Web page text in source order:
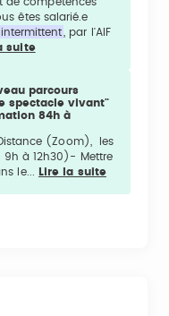
êtes salarié.e
intermittent
, par l'AIF
suite
parcours
spectacle vivant"
84h à
(Zoom), les
9h à 12h30)- Mettre
le...
Lire la suite